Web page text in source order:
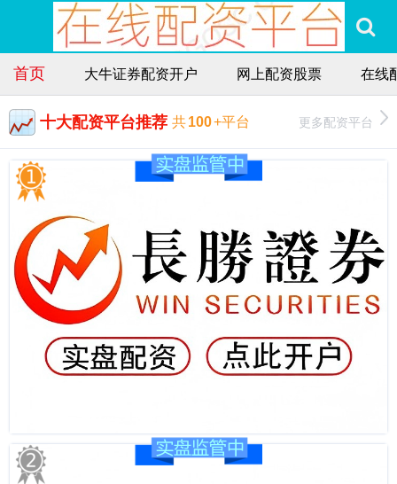
首页 大牛证券配资开户 网上配资股票 在线
十大配资平台推荐 共100+平台 更多配资平台